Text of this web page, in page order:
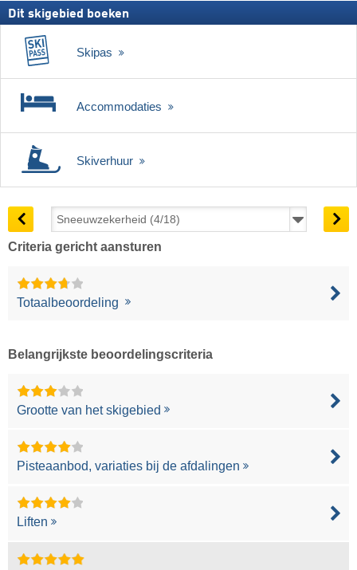
Dit skigebied boeken
Skipas
Accommodaties
Skiverhuur
Criteria gericht aansturen
Totaalbeoordeling
Belangrijkste beoordelingscriteria
Grootte van het skigebied
Pisteaanbod, variaties bij de afdalingen
Liften